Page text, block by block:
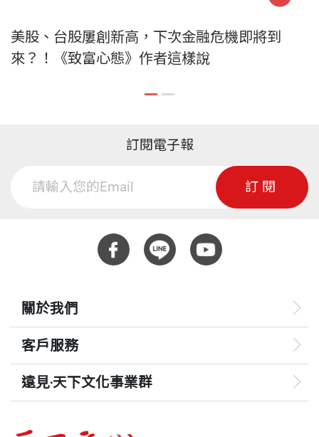
美股、台股屢創新高，下次金融危機即將到
來？！《致富心態》作者這樣說
訂閱電子報
訂閱
關於我們
客戶服務
遠見‧天下文化事業群